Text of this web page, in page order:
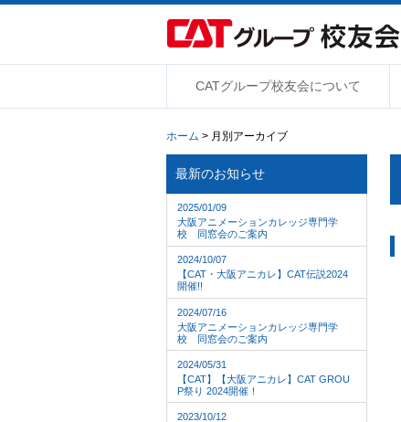
CATグループ校友会について
ホーム > 月別アーカイブ
最新のお知らせ
2025/01/09
大阪アニメーションカレッジ専門学
校 同窓会のご案内
2024/10/07
【CAT・大阪アニカレ】CAT伝説2024
開催!!
2024/07/16
大阪アニメーションカレッジ専門学
校 同窓会のご案内
2024/05/31
【CAT】【大阪アニカレ】CAT GROU
P祭り 2024開催！
2023/10/12